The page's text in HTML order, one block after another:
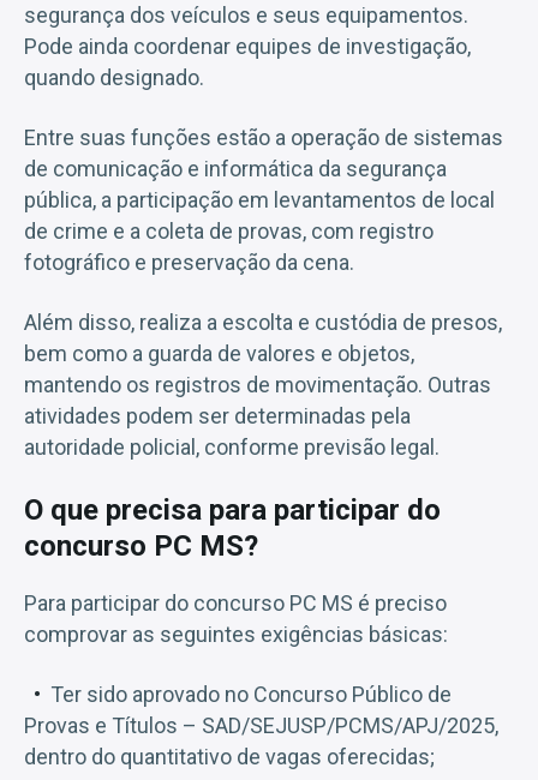
segurança dos veículos e seus equipamentos.
Pode ainda coordenar equipes de investigação,
quando designado.
Entre suas funções estão a operação de sistemas
de comunicação e informática da segurança
pública, a participação em levantamentos de local
de crime e a coleta de provas, com registro
fotográfico e preservação da cena.
Além disso, realiza a escolta e custódia de presos,
bem como a guarda de valores e objetos,
mantendo os registros de movimentação. Outras
atividades podem ser determinadas pela
autoridade policial, conforme previsão legal.
O que precisa para participar do
concurso PC MS?
Para participar do concurso PC MS é preciso
comprovar as seguintes exigências básicas:
Ter sido aprovado no Concurso Público de
Provas e Títulos – SAD/SEJUSP/PCMS/APJ/2025,
dentro do quantitativo de vagas oferecidas;